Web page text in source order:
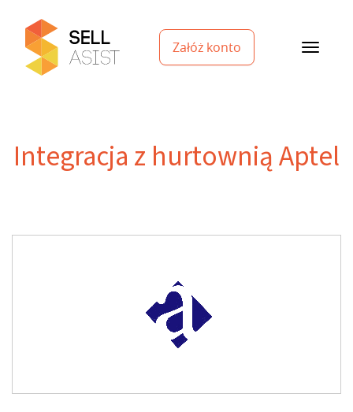
Załóż konto
Integracja z hurtownią Aptel